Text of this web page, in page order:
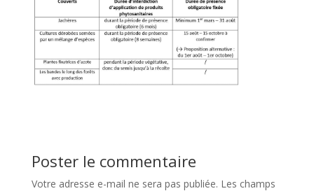
Poster le commentaire
Votre adresse e-mail ne sera pas publiée. Les champs